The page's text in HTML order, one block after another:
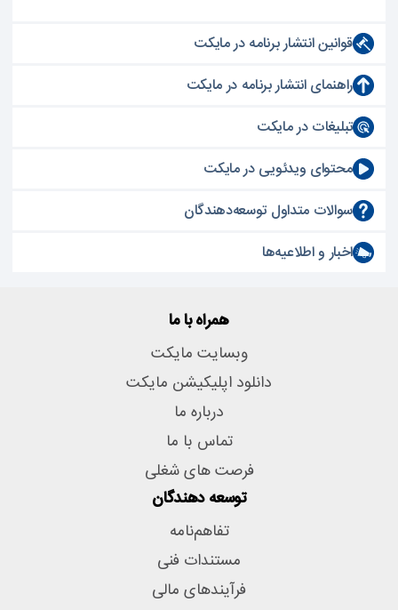
قوانین انتشار برنامه در مایکت
راهنمای انتشار برنامه در مایکت
تبلیغات در مایکت
محتوای ویدئویی در مایکت
سوالات متداول توسعه‌دهندگان
اخبار و اطلاعیه‌ها
همراه با ما
وبسایت مایکت
دانلود اپلیکیشن مایکت
درباره ما
تماس با ما
فرصت های شغلی
توسعه دهندگان
تفاهم‌نامه
مستندات فنی
فرآیندهای مالی